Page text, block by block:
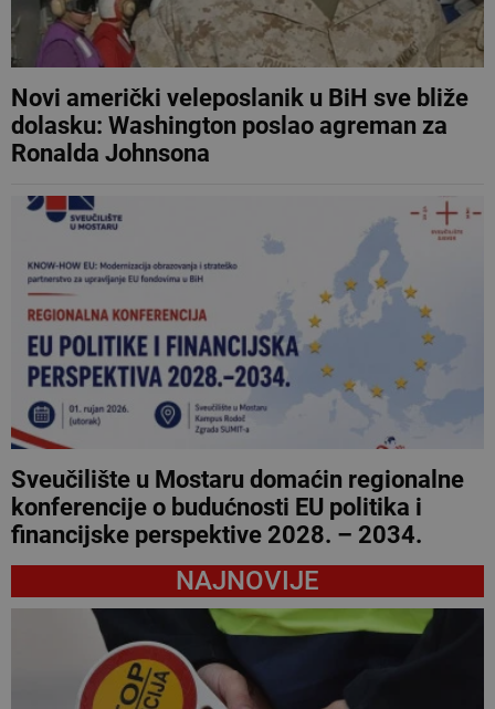
Novi američki veleposlanik u BiH sve bliže
dolasku: Washington poslao agreman za
Ronalda Johnsona
Sveučilište u Mostaru domaćin regionalne
konferencije o budućnosti EU politika i
financijske perspektive 2028. – 2034.
NAJNOVIJE